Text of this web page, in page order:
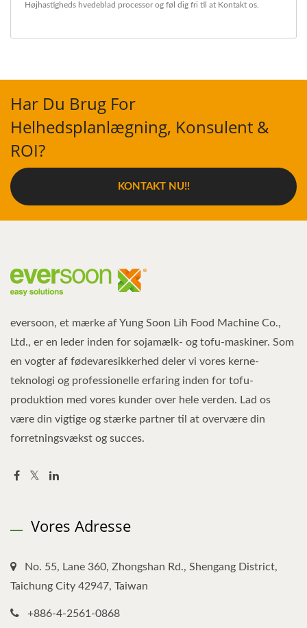
Højhastigheds hvedeblad processorog føl dig fri til at Kontakt os
Har Du Brug For
Helhedsplanlægning, Konsulent &
ROI?
KONTAKT NU!!
eversoon, et mærke af Yung Soon Lih Food Machine Co.,
Ltd., er en leder inden for sojamælk- og tofu-maskiner. Som
en vogter af fødevaresikkerhed deler vi vores kerne-
teknologi og professionelle erfaring inden for tofu-
produktion med vores kunder over hele verden. Lad os
være din vigtige og stærke partner til at overvære din
forretningsvækst og succes.
Vores Adresse
No. 55, Lane 360, Zhongshan Rd., Shengang District,
Taichung City 42947, Taiwan
+886-4-2561-0868